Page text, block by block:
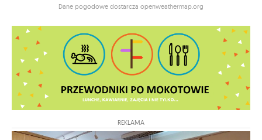
Dane pogodowe dostarcza openweathermap.org
REKLAMA